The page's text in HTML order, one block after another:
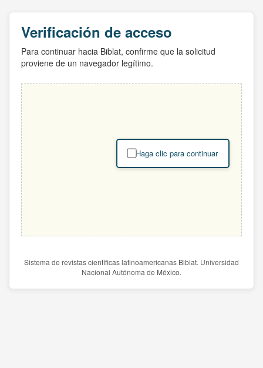
Verificación de acceso
Para continuar hacia Biblat, confirme que la solicitud
proviene de un navegador legítimo.
Haga clic para continuar
Sistema de revistas científicas latinoamericanas Biblat. Universidad
Nacional Autónoma de México.